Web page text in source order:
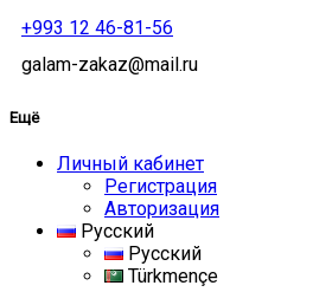
+993 12 46-81-56
galam-zakaz@mail.ru
Ещё
Личный кабинет
Регистрация
Авторизация
Русский
Русский
Türkmençe